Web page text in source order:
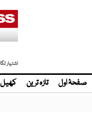
اشتہار
صفحۂ اول تازہ ترین کھیل